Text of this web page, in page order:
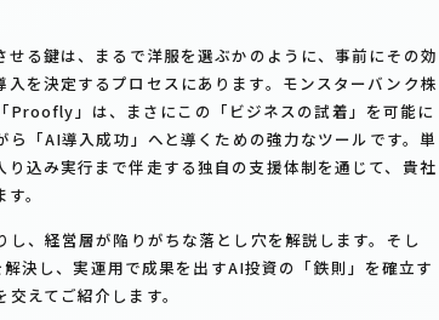
る鍵は、まるで洋服を選ぶかのように、事前にその効
を決定するプロセスにあります。モンスターバンク株
Proofly」は、まさにこの「ビジネスの試着」を可能に
「AI導入成功」へと導くための強力なツールです。単
込み実行まで伴走する独自の支援体制を通じて、貴社
。
、経営層が陥りがちな落とし穴を解説します。そし
決し、実運用で成果を出すAI投資の「鉄則」を確立す
えてご紹介します。